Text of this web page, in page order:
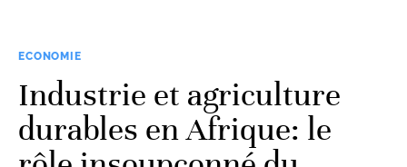
ECONOMIE
Industrie et agriculture
durables en Afrique: le